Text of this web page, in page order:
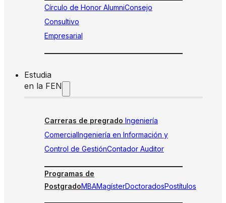
Círculo de Honor AlumniConsejo
Consultivo
Empresarial
Estudia
en la FEN
Carreras de pregrado Ingeniería
ComercialIngeniería en Información y
Control de GestiónContador Auditor
Programas de
PostgradoMBAMagísterDoctoradosPostítulos